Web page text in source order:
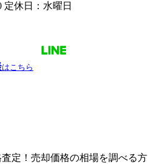
定休日：水曜日
はこちら
定！売却価格の相場を調べる方